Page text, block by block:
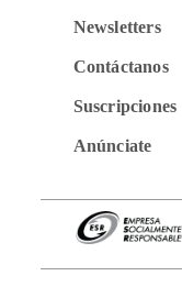
Newsletters
Contáctanos
Suscripciones
Anúnciate